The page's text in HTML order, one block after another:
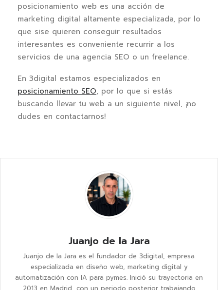
posicionamiento web es una acción de
marketing digital altamente especializada, por lo
que sise quieren conseguir resultados
interesantes es conveniente recurrir a los
servicios de una agencia SEO o un freelance.
En 3digital estamos especializados en
posicionamiento SEO, por lo que si estás
buscando llevar tu web a un siguiente nivel, ¡no
dudes en contactarnos!
Juanjo de la Jara
Juanjo de la Jara es el fundador de 3digital, empresa
especializada en diseño web, marketing digital y
automatización con IA para pymes. Inició su trayectoria en